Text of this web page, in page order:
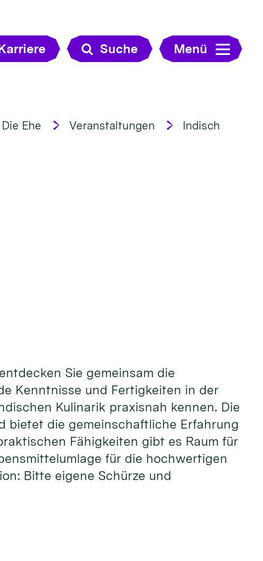
Suche Menü
Die Ehe Veranstaltungen
Indisch
Sie gemeinsam die
Kenntnisse und Fertigkeiten in der
Kulinarik praxisnah kennen. Die
bietet die gemeinschaftliche Erfahrung
Fähigkeiten gibt es Raum für
für die hochwertigen
Bitte eigene Schürze und